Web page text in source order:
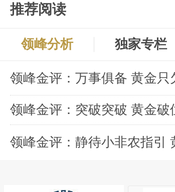
推荐阅读
领峰分析 独家专栏
领峰金评：突破突破 黄金破